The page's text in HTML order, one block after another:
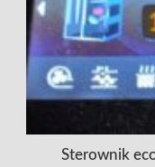
Sterownik